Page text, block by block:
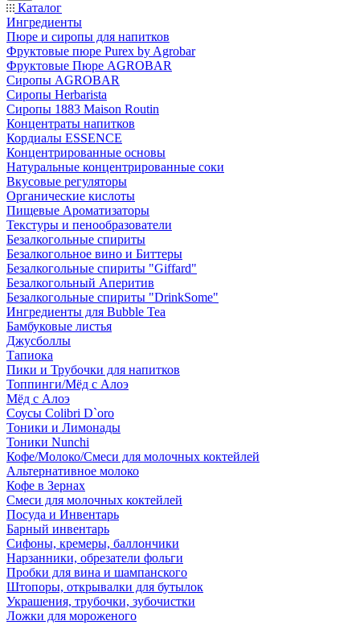
Каталог
Ингредиенты
Пюре и сиропы для напитков
Фруктовые пюре Purex by Agrobar
Фруктовые Пюре AGROBAR
Сиропы AGROBAR
Сиропы Herbarista
Сиропы 1883 Maison Routin
Концентраты напитков
Кордиалы ESSENCE
Концентрированные основы
Натуральные концентрированные соки
Вкусовые регуляторы
Органические кислоты
Пищевые Ароматизаторы
Текстуры и пенообразователи
Безалкогольные спириты
Безалкогольное вино и Биттеры
Безалкогольные спириты "Giffard"
Безалкогольный Аперитив
Безалкогольные спириты "DrinkSome"
Ингредиенты для Bubble Tea
Бамбуковые листья
Джусболлы
Тапиока
Пики и Трубочки для напитков
Топпинги/Мёд с Алоэ
Мёд с Алоэ
Соусы Colibri D`oro
Тоники и Лимонады
Тоники Nunchi
Кофе/Молоко/Смеси для молочных коктейлей
Альтернативное молоко
Кофе в Зернах
Смеси для молочных коктейлей
Посуда и Инвентарь
Барный инвентарь
Сифоны, кремеры, баллончики
Нарзанники, обрезатели фольги
Пробки для вина и шампанского
Штопоры, открывалки для бутылок
Украшения, трубочки, зубочистки
Ложки для мороженого